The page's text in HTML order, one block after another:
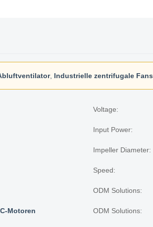
, Industrielle zentrifugale Fans
Voltage:
Input Power:
Impeller Diameter:
Speed:
ODM Solutions:
Motoren ODM Solutions: